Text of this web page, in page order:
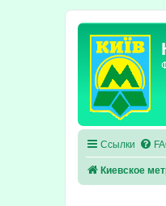
Ссылки
Киевское